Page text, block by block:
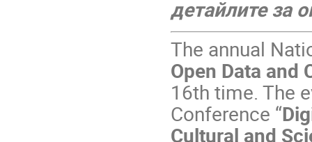
детайлите за
The annual
Open Data and
16th time. The
Conference “
Cultural and